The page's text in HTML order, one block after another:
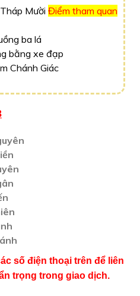
Mười Điểm tham quan
ba lá
bằng xe đạp
Chánh Giác
số điện thoại trên để liên
trọng trong giao dịch.